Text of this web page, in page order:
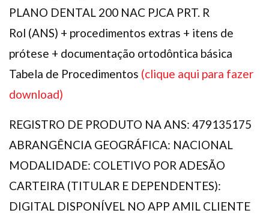
PLANO DENTAL 200 NAC PJCA PRT. R
Rol (ANS) + procedimentos extras + itens de
prótese + documentação ortodôntica básica
Tabela de Procedimentos (clique aqui para fazer
download)
REGISTRO DE PRODUTO NA ANS: 479135175
ABRANGÊNCIA GEOGRÁFICA: NACIONAL
MODALIDADE: COLETIVO POR ADESÃO
CARTEIRA (TITULAR E DEPENDENTES):
DIGITAL DISPONÍVEL NO APP AMIL CLIENTE